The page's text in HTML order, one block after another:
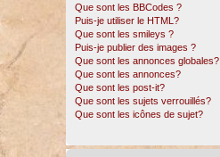
Que sont les BBCodes ?
Puis-je utiliser le HTML?
Que sont les smileys ?
Puis-je publier des images ?
Que sont les annonces globales?
Que sont les annonces?
Que sont les post-it?
Que sont les sujets verrouillés?
Que sont les icônes de sujet?